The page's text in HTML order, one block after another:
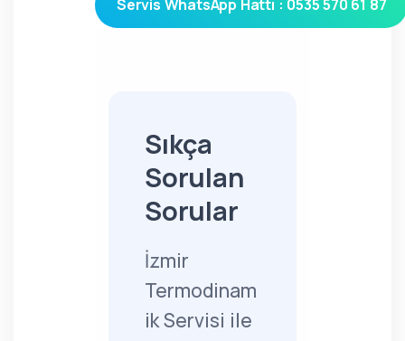
Servis WhatsApp Hattı : 0535 570 61 87
Sıkça
Sorulan
Sorular
İzmir
Termodinam
ik Servisi ile